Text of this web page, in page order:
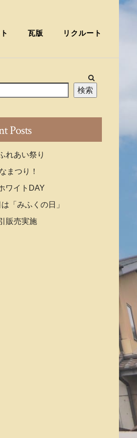
瓦版 リクルート
検索
Posts
れあい祭り
まつり！
ワイトDAY
「みふくの日」
販売実施